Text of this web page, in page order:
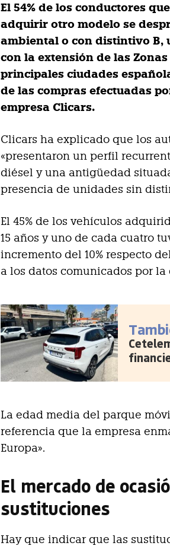
El 54% de los conductores
adquirir otro modelo se
ambiental o con distintivo B,
con la extensión de las
principales ciudades
de las compras efectuadas
empresa Clicars.
Clicars ha explicado que los
«presentaron un perfil
diésel y una antigüedad
presencia de unidades sin
El 45% de los vehículos
15 años y uno de cada cuatro
incremento del 10% respecto
a los datos comunicados por la
La edad media del parque
referencia que la empresa
Europa».
El mercado de
sustituciones
Hay que indicar que las